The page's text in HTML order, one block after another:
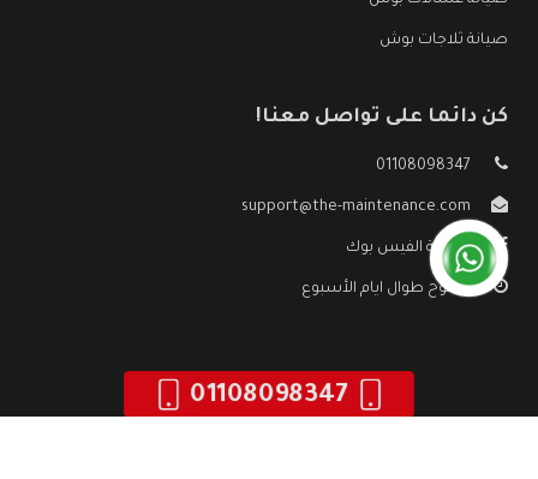
صيانة ثلاجات بوش
كن دائما على تواصل معنا!
01108098347
support@the-maintenance.com
صفحة الفيس بوك
مفتوح طوال ايام الأسبوع
01108098347